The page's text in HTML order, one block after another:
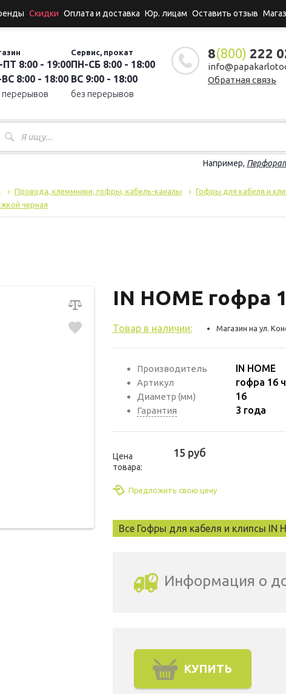
Скидки Оплата и доставка Юр. лицам Оставить отзыв
8:00 - 19:00
8:00 - 18:00
перерывов
Сервис, прокат
ПН-СБ 8:00 - 18:00
ВС 9:00 - 18:00
без перерывов
8(800) 222
Обратная связь
Например,
Провода, клеммники, гофры, кабель-каналы
Гофры для кабеля и
черная
IN HOME гофра
Товар в наличии: Магазин на ул.
Производитель IN HOME
Артикул гофра 16
Диаметр (мм) 16
Гарантия 3 года
Цена
товара:
15 руб
Предложить свою цену
Все Гофры для кабеля и клипсы IN
Информация о
КУПИТЬ